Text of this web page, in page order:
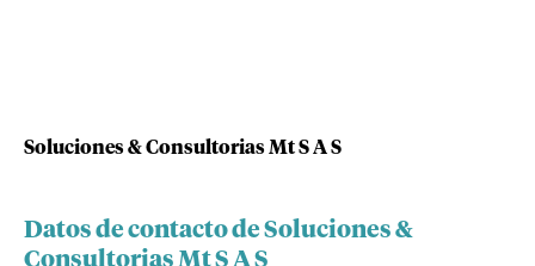
Soluciones & Consultorias Mt S A S
Datos de contacto de Soluciones &
Consultorias Mt S A S